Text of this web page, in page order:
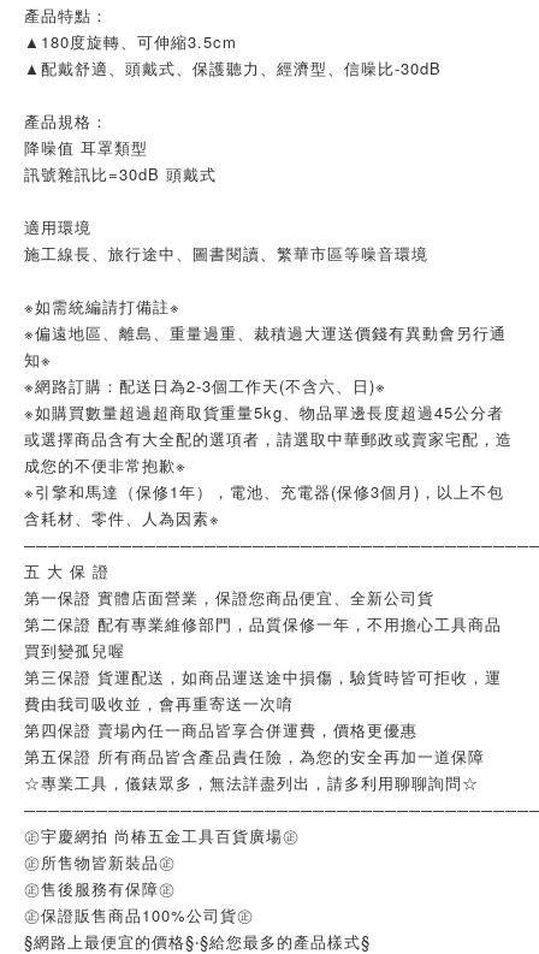
產品特點：
▲180度旋轉、可伸縮3.5cm
▲配戴舒適、頭戴式、保護聽力、經濟型、信噪比-30dB
產品規格：
降噪值 耳罩類型
訊號雜訊比=30dB 頭戴式
適用環境
施工線長、旅行途中、圖書閱讀、繁華市區等噪音環境
※如需統編請打備註※
※偏遠地區、離島、重量過重、裁積過大運送價錢有異動會另行通
知※
※網路訂購：配送日為2-3個工作天(不含六、日)※
※如購買數量超過超商取貨重量5kg、物品單邊長度超過45公分者
或選擇商品含有大全配的選項者，請選取中華郵政或賣家宅配，造
成您的不便非常抱歉※
※引擎和馬達（保修1年），電池、充電器(保修3個月)，以上不包
含耗材、零件、人為因素※
五 大 保 證
第一保證 實體店面營業，保證您商品便宜、全新公司貨
第二保證 配有專業維修部門，品質保修一年，不用擔心工具商品
買到變孤兒喔
第三保證 貨運配送，如商品運送途中損傷，驗貨時皆可拒收，運
費由我司吸收並，會再重寄送一次唷
第四保證 賣場內任一商品皆享合併運費，價格更優惠
第五保證 所有商品皆含產品責任險，為您的安全再加一道保障
☆專業工具，儀錶眾多，無法詳盡列出，請多利用聊聊詢問☆
㊣宇慶網拍 尚椿五金工具百貨廣場㊣
㊣所售物皆新裝品㊣
㊣售後服務有保障㊣
㊣保證販售商品100%公司貨㊣
§網路上最便宜的價格§‧§給您最多的產品樣式§